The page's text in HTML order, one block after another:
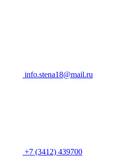
info.stena18@mail.ru
+7 (3412) 439700